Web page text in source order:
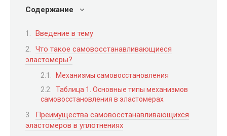
Содержание
Введение в тему
Что такое самовосстанавливающиеся
эластомеры?
Механизмы самовосстановления
Таблица 1. Основные типы механизмов
самовосстановления в эластомерах
Преимущества самовосстанавливающихся
эластомеров в уплотнениях